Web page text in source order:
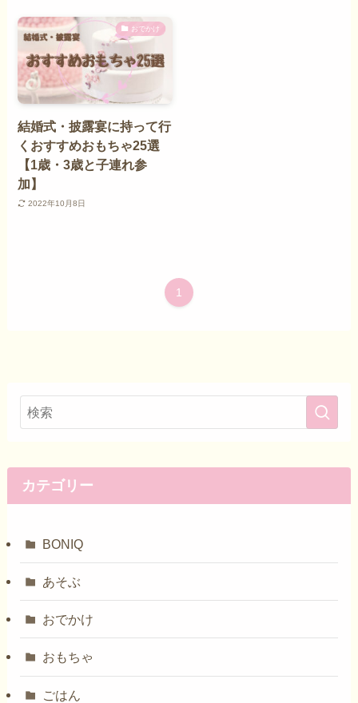
おでかけ
結婚式・披露宴に持って行
くおすすめおもちゃ25選
【1歳・3歳と子連れ参
加】
2022年10月8日
1
カテゴリー
BONIQ
あそぶ
おでかけ
おもちゃ
ごはん